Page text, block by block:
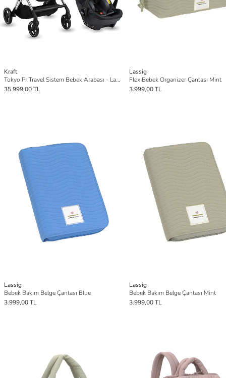
Kraft
Tokyo Pr Travel Sistem Bebek Arabası - Lacivert
35.999,00 TL
Lassig
Flex Bebek Organizer Çantası Mint
3.999,00 TL
Lassig
Bebek Bakım Belge Çantası Blue
3.999,00 TL
Lassig
Bebek Bakım Belge Çantası Mint
3.999,00 TL